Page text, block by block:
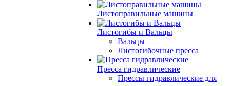
Листоправильные машины
Листогибы и Вальцы
Вальцы
Листогибочные пресса
Пресса гидравлические
Прессы гидравлические для